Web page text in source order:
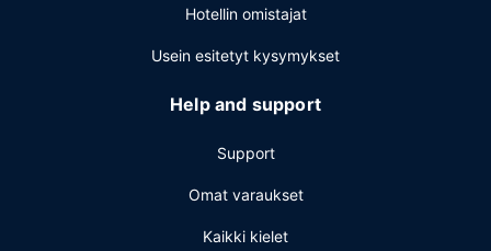
1796 neliömetriä kokoustiloja, joihin kuuluu
konferenssikeskus ja 14 kokoushuonetta. Palveluihin
kuuluu maksullinen omatoiminen pysäköinti.
Hotellin omistajat
Usein esitetyt kysymykset
Help and support
Support
Omat varaukset
Kaikki kielet